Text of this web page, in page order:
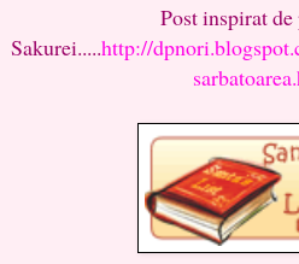
Post inspirat de
Sakurei.....http://